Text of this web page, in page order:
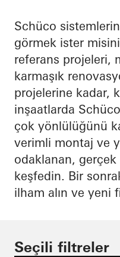
Schüco
görmek ister
referans projeleri,
karmaşık
projelerine kadar,
inşaatlarda
çok yönlülüğünü
verimli montaj ve
odaklanan,
keşfedin. Bir
ilham alın ve yeni
Seçili filtreler